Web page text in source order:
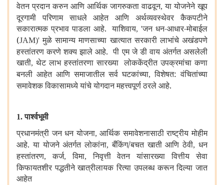
वेतन प्रदान करुन आणि आर्थिक जागरुकता वाढवून,या योजनेने खूप
दूरगामी परिणाम साधले आहेत आणि अर्थव्यवस्थेवर कैकपटीने
सकारात्मक प्रभाव पाडला आहे. याशिवाय, 'जन धन-आधार-मोबाईल
(JAM)'मुळे सामान्य माणसाच्या खात्यात सरकारी लाभांचे अखंडपणे
हस्तांतरण करणे शक्य झाले आहे. पी एम जे डी वाय अंतर्गत असलेली
खाती, थेट लाभ हस्तांतरणा सारख्या लोककेंद्रीत उपक्रमांचा कणा
बनली आहेत आणि समाजातील सर्व घटकांच्या,विशेषत: वंचितांच्या
समावेशक विकासामध्ये यांचे योगदान महत्त्वपूर्ण ठरले आहे.
1.पार्श्वभूमी
प्रधानमंत्री जन धन योजना,आर्थिक समावेशनासाठी राष्ट्रीय मोहीम
आहे. या योजने अंतर्गत लोकांना,बँकिंग/बचत खाती आणि ठेवी,धन
हस्तांतरण,कर्ज,विमा,निवृत्ती वेतन यांसारख्या वित्तीय सेवा
किफायतशीर पद्धतीने खात्रीलायक रित्या उपलब्ध करून दिल्या जात
आहेत